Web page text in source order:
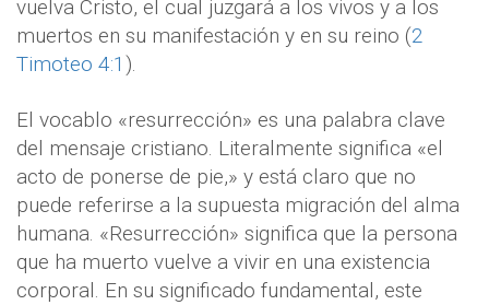
vuelva Cristo, el cual juzgará a los vivos y a los
muertos en su manifestación y en su reino (2
Timoteo 4:1 ).
El vocablo «resurrección» es una palabra clave
del mensaje cristiano. Literalmente significa «el
acto de ponerse de pie,» y está claro que no
puede referirse a la supuesta migración del alma
humana. «Resurrección» significa que la persona
que ha muerto vuelve a vivir en una existencia
corporal. En su significado fundamental, este